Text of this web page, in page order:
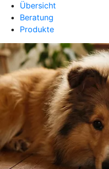
Übersicht
Beratung
Produkte